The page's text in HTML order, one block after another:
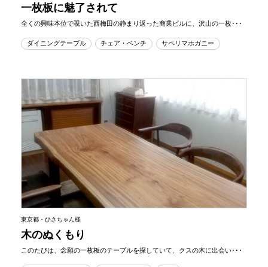
一枚板に魅了されて
全くの興味本位で覗いた西梅田の静まり返った商業ビルに、沢山の一枚･･･
ダイニングテーブル チェア・ベンチ サペリマホガニー
東京都・ひさちゃん様
木のぬくもり
このたびは、念願の一枚板のテーブルを探していて、クスの木に出会い･･･